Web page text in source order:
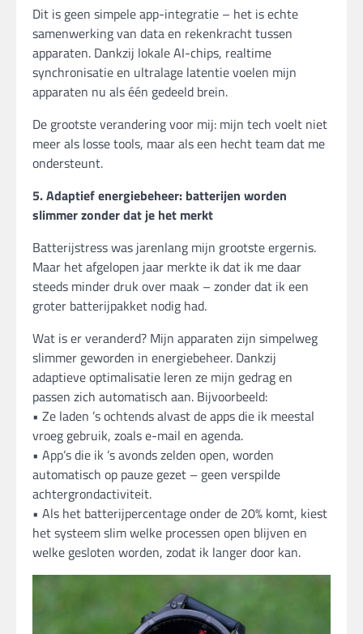
Dit is geen simpele app-integratie – het is echte
samenwerking van data en rekenkracht tussen
apparaten. Dankzij lokale AI-chips, realtime
synchronisatie en ultralage latentie voelen mijn
apparaten nu als één gedeeld brein.
De grootste verandering voor mij: mijn tech voelt niet
meer als losse tools, maar als een hecht team dat me
ondersteunt.
5. Adaptief energiebeheer: batterijen worden
slimmer zonder dat je het merkt
Batterijstress was jarenlang mijn grootste ergernis.
Maar het afgelopen jaar merkte ik dat ik me daar
steeds minder druk over maak – zonder dat ik een
groter batterijpakket nodig had.
Wat is er veranderd? Mijn apparaten zijn simpelweg
slimmer geworden in energiebeheer. Dankzij
adaptieve optimalisatie leren ze mijn gedrag en
passen zich automatisch aan. Bijvoorbeeld:
• Ze laden ’s ochtends alvast de apps die ik meestal
vroeg gebruik, zoals e-mail en agenda.
• App’s die ik ’s avonds zelden open, worden
automatisch op pauze gezet – geen verspilde
achtergrondactiviteit.
• Als het batterijpercentage onder de 20% komt, kiest
het systeem slim welke processen open blijven en
welke gesloten worden, zodat ik langer door kan.